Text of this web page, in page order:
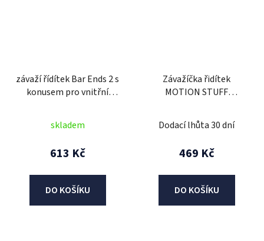
závaží řídítek Bar Ends 2 s
konusem pro vnitřní
OXFORD (červené, pár)
skladem
613 Kč
DO KOŠÍKU
Závažíčka řidítek
MOTION STUFF
20mm)
Dodací lhůta 30 dní
469 Kč
DO KOŠÍKU